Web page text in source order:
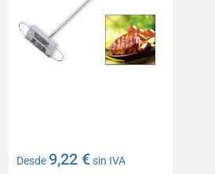
Desde 9,22 €sin IVA